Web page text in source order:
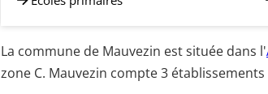
La commune de Mauvezin est située dans l'
zone C. Mauvezin compte 3